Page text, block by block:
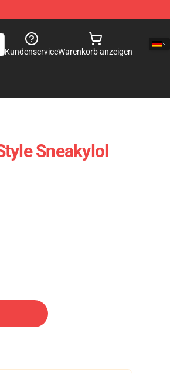
KundenserviceWarenkorb anzeigen
Sneakylol